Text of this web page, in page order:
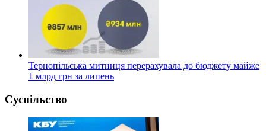
Тернопільська митниця перерахувала до бюджету майже
1 млрд грн за липень
Суспільство